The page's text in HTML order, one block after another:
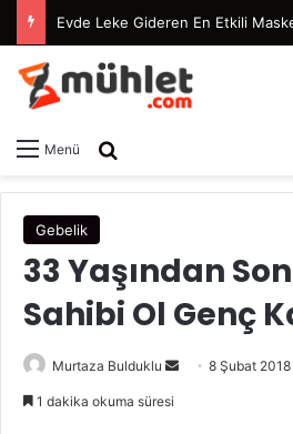
Evde Leke Gideren En Etkili
Menü
Gebelik
33 Yaşından
Sahibi Ol Genç
Murtaza Bulduklu 8 Şubat 2018
1 dakika okuma süresi